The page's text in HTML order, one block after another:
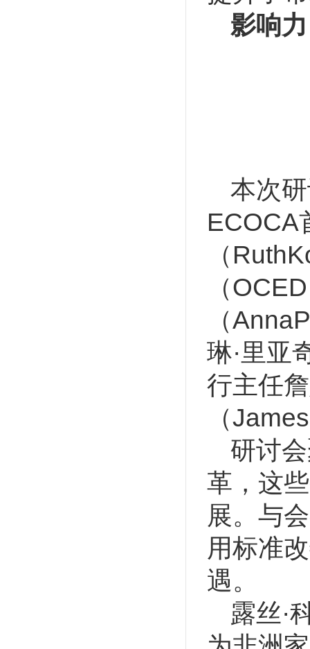
影响
本次
ECOCA
（
（
（
琳·里亚
行主任
（
研讨
革，这
展。与
用标准
遇。
露丝·